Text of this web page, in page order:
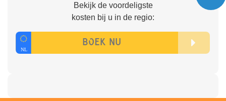
Bekijk de voordeligste
kosten bij u in de regio: